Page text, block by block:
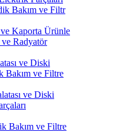
Bakım ve Filtr
Kaporta Ürünle
Radyatör
ve Diski
Bakım ve Filtre
ve Diski
Bakım ve Filtre